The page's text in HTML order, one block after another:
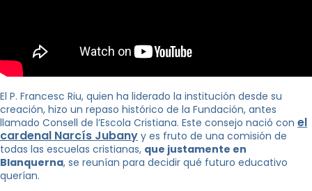
El P. Francesc Riu, quien ha liderado la institución desde su
creación, hizo un repaso histórico de la Fundación, antes
llamado Consell de l’Escola Cristiana. Este consejo nació con el
cardenal Narcís Jubany y es fruto de una comisión de
todas las escuelas cristianas, que justamente en
Blanquerna, se reunían para decidir qué futuro educativo
querían.